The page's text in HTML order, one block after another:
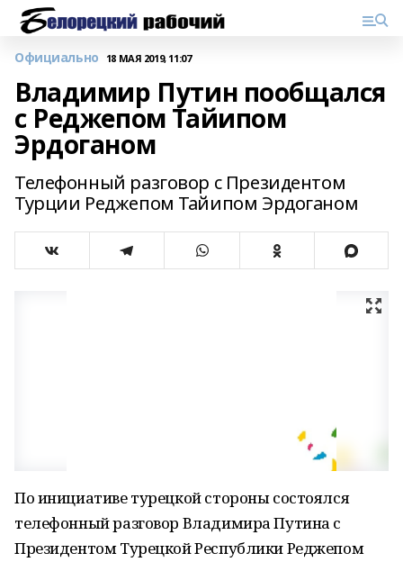
Официально 18 МАЯ 2019, 11:07
Владимир Путин пообщался
с Реджепом Тайипом
Эрдоганом
Телефонный разговор с Президентом
Турции Реджепом Тайипом Эрдоганом
По инициативе турецкой стороны состоялся
телефонный разговор Владимира Путина с
Президентом Турецкой Республики Реджепом